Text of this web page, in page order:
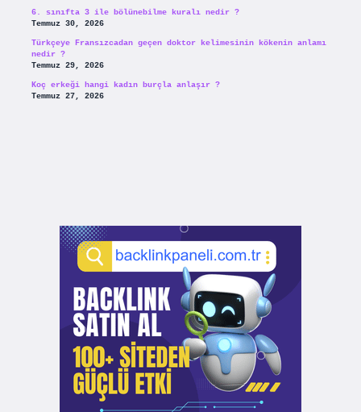
6. sınıfta 3 ile bölünebilme kuralı nedir ?
Temmuz 30, 2026
Türkçeye Fransızcadan geçen doktor kelimesinin kökenin anlamı
nedir ?
Temmuz 29, 2026
Koç erkeği hangi kadın burçla anlaşır ?
Temmuz 27, 2026